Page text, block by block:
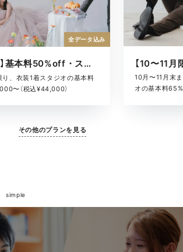
【7〜9月限定】基本料50%off・スタジオキャンペーン
、衣装1着スタジオの基本料
〜（税込¥44,000）
全データ込み
10月〜11月末
オの基本料
その他のプランを見る
simple